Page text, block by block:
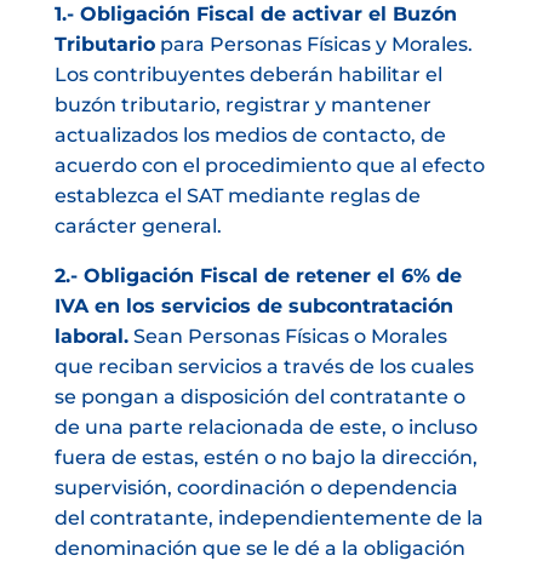
1.- Obligación Fiscal de activar el Buzón
Tributariopara Personas Físicas y Morales.
Los contribuyentes deberán habilitar el
buzón tributario, registrar y mantener
actualizados los medios de contacto, de
acuerdo con el procedimiento que al efecto
establezca el SAT mediante reglas de
carácter general.
2.- Obligación Fiscal de retener el 6% de
IVA en los servicios de subcontratación
laboral.Sean Personas Físicas o Morales
que reciban servicios a través de los cuales
se pongan a disposición del contratante o
de una parte relacionada de este, o incluso
fuera de estas, estén o no bajo la dirección,
supervisión, coordinación o dependencia
del contratante, independientemente de la
denominación que se le dé a la obligación